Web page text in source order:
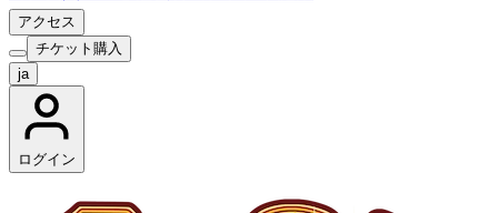
アクセス
チケット購入
ja
ログイン